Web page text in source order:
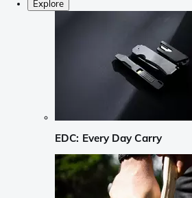
Explore
EDC: Every Day Carry